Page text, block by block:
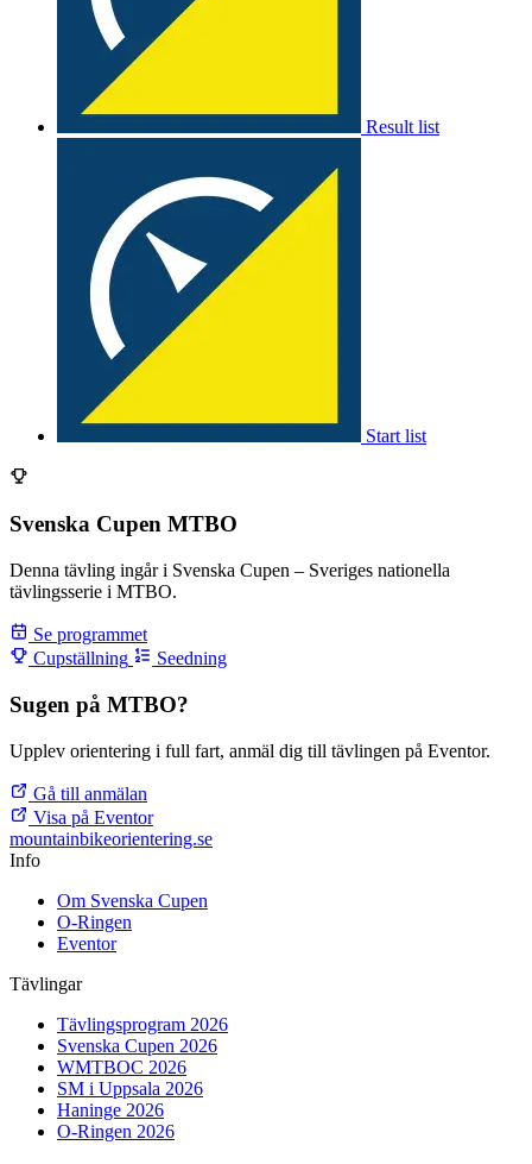
Result list
Start list
Svenska Cupen MTBO
Denna tävling ingår i Svenska Cupen – Sveriges nationella
tävlingsserie i MTBO.
Se programmet
Cupställning
Seedning
Sugen på MTBO?
Upplev orientering i full fart, anmäl dig till tävlingen på Eventor.
Gå till anmälan
Visa på Eventor
mountainbikeorientering.se
Info
Om Svenska Cupen
O-Ringen
Eventor
Tävlingar
Tävlingsprogram 2026
Svenska Cupen 2026
WMTBOC 2026
SM i Uppsala 2026
Haninge 2026
O-Ringen 2026